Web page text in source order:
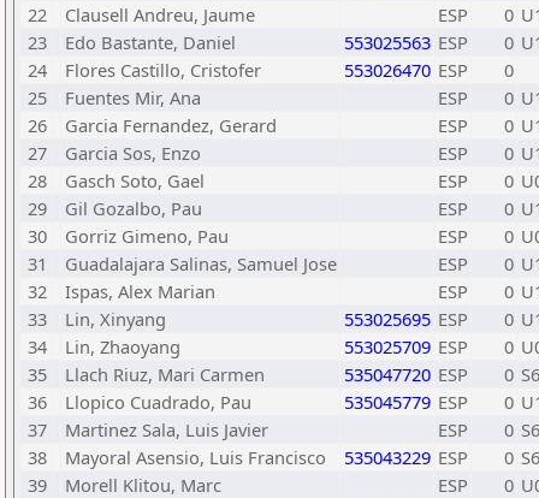
22
Clausell Andreu, Jaume ESP 0
23
Edo Bastante, Daniel 553025563 ESP 0
24
Flores Castillo, Cristofer 553026470 ESP
0
25
Fuentes Mir, Ana ESP 0
26
Garcia Fernandez, Gerard ESP 0
27
Garcia Sos, Enzo ESP 0
28
Gasch Soto, Gael ESP 0
29
Gil Gozalbo, Pau ESP 0
30
Gorriz Gimeno, Pau ESP 0
31
Guadalajara Salinas, Samuel Jose ESP 0
32
Ispas, Alex Marian ESP 0
33
Lin, Xinyang 553025695 ESP 0
34
Lin, Zhaoyang 553025709 ESP 0
35
Llach Riuz, Mari Carmen 535047720 ESP 0
36
Llopico Cuadrado, Pau 535045779 ESP 0
37
Martinez Sala, Luis Javier ESP 0
38
Mayoral Asensio, Luis Francisco 535043229 ESP 0
39
Morell Klitou, Marc ESP 0